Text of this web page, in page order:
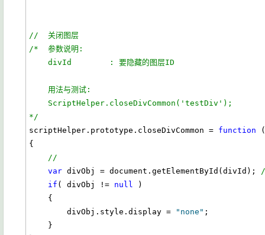
//  关闭图层
/*  参数说明:
    divId        : 要隐藏的图层ID
    用法与测试:
    ScriptHelper.closeDivCommon('testDiv');
*/
scriptHelper.prototype.closeDivCommon = function
{
//
var divObj = document.getElementById(divId);
if ( divObj != null )
        divObj.style.display =
"none" ;